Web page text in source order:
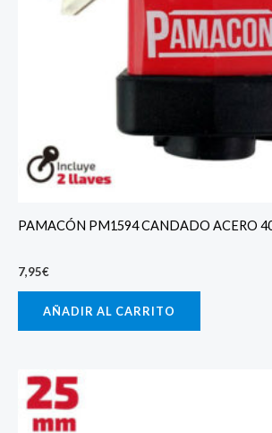
PAMACÓN PM1594 CANDADO ACERO
7,95€
AÑADIR AL CARRITO